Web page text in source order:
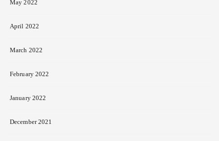
May 2022
April 2022
March 2022
February 2022
January 2022
December 2021